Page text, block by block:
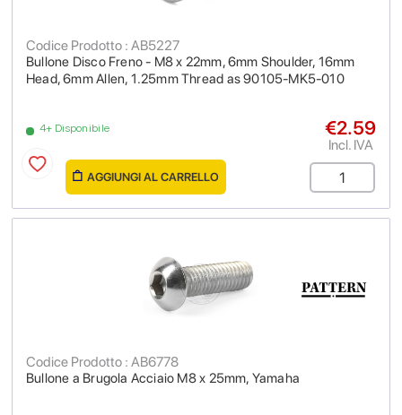
Bullone Disco Freno - M8 x 22mm, 6mm Shoulder, 16mm
Head, 6mm Allen, 1.25mm Thread as 90105-MK5-010
Codice Prodotto : AB5227
4+ Disponibile €2.59
Incl. IVA
AGGIUNGI AL CARRELLO
Bullone a Brugola Acciaio M8 x 25mm, Yamaha
Codice Prodotto : AB6778